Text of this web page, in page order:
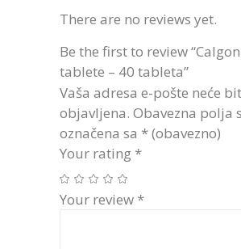
There are no reviews yet.
Be the first to review
tablete – 40 tableta”
Vaša adresa e-pošte neće
objavljena. Obavezna polja
označena sa * (obavezno)
Your rating *
Your review *